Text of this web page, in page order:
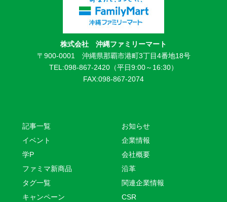
株式会社 沖縄ファミリーマート
〒900-0001 沖縄県那覇市港町3丁目4番地18号
TEL:098-867-2420（平日9:00～16:30）
FAX:098-867-2074
記事一覧
イベント
学P
ファミマ新商品
タグ一覧
キャンペーン
お知らせ
企業情報
会社概要
沿革
関連企業情報
CSR